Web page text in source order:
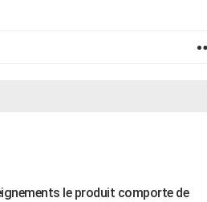
le produit comporte de